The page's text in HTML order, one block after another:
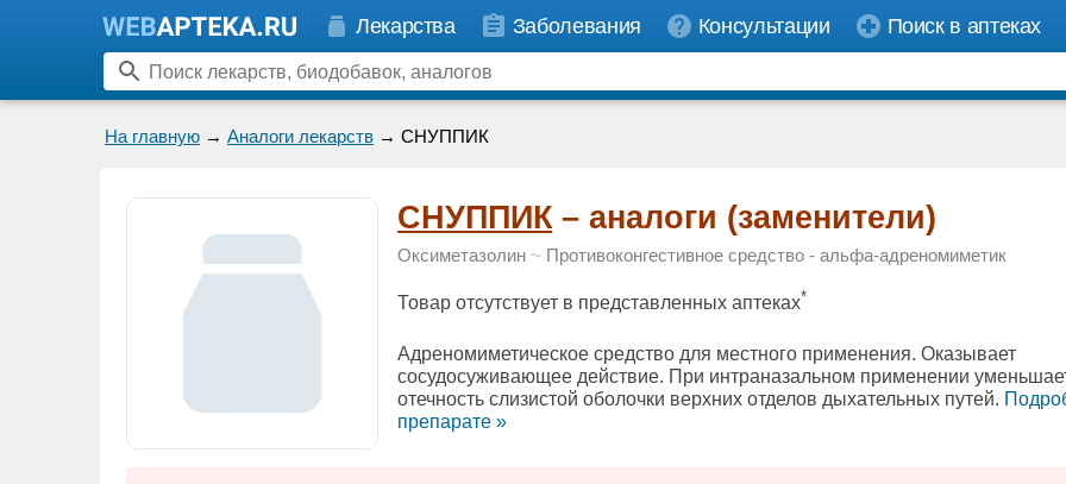
Лекарства Заболевания Консультации Поиск в аптеках
На главную → Аналоги лекарств → СНУППИК
СНУППИК – аналоги (заменители)
Оксиметазолин ~ Противоконгестивное средство - альфа-адреномиметик
Товар отсутствует в представленных аптеках*
Адреномиметическое средство для местного применения. Оказывает
сосудосуживающее действие. При интраназальном применении
отечность слизистой оболочки верхних отделов дыхательных путей.
препарате »